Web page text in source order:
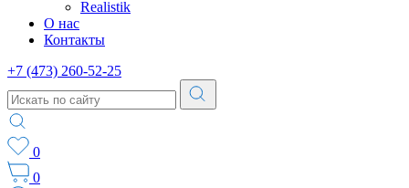
Realistik
О нас
Контакты
+7 (473) 260-52-25
0
0